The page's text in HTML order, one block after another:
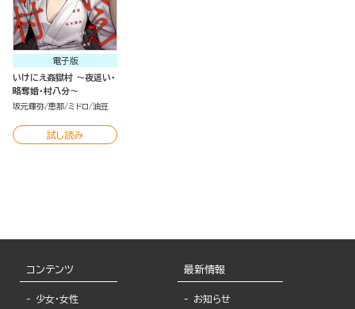
電子版
いけにえ姦獄村 ～夜這い・
略奪婚・村八分～
坂元輝弥 恵那 ミドロ 油豆
試し読み
コンテンツ
少女・女性
最新情報
お知らせ